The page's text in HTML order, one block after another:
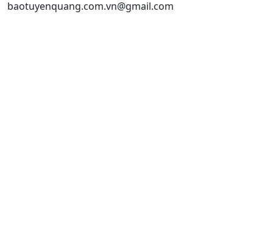
baotuyenquang.com.vn@gmail.com